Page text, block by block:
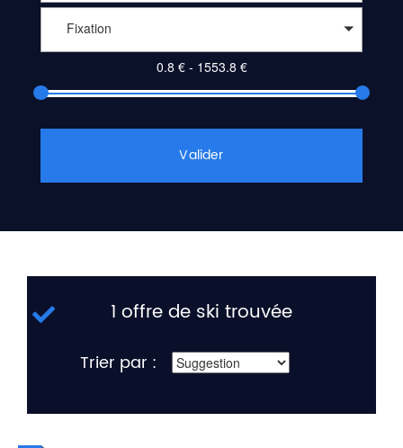
Fixation
Valider
1 offre de ski trouvée
Trier par :